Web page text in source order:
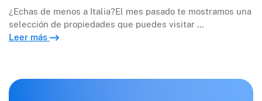
¿Echas de menos a Italia?El mes pasado te mostramos una
selección de propiedades que puedes visitar …
Leer más